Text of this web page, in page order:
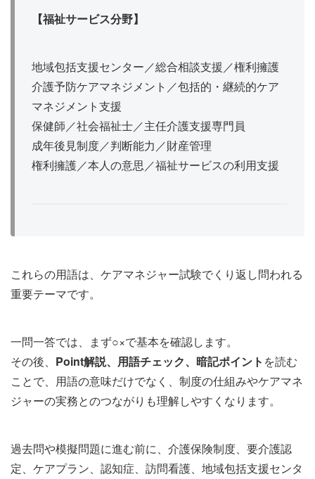
【福祉サービス分野】
地域包括支援センター／総合相談支援／権利擁護
介護予防ケアマネジメント／包括的・継続的ケア
マネジメント支援
保健師／社会福祉士／主任介護支援専門員
成年後見制度／判断能力／財産管理
権利擁護／本人の意思／福祉サービスの利用支援
これらの用語は、ケアマネジャー試験でくり返し問われる
重要テーマです。
一問一答では、まず○×で基本を確認します。
その後、 Point解説、用語チェック、暗記ポイント を読む
ことで、用語の意味だけでなく、制度の仕組みやケアマネ
ジャーの実務とのつながりも理解しやすくなります。
過去問や模擬問題に進む前に、介護保険制度、要介護認
定、ケアプラン、認知症、訪問看護、地域包括支援センタ